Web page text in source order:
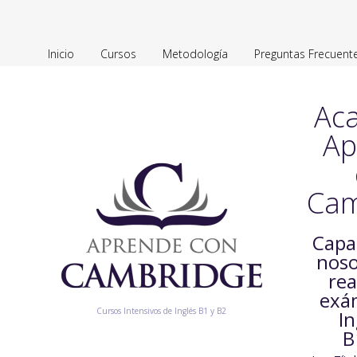
Inicio Cursos Metodología Preguntas
Cursos Intensivos de Inglés B1 y B2